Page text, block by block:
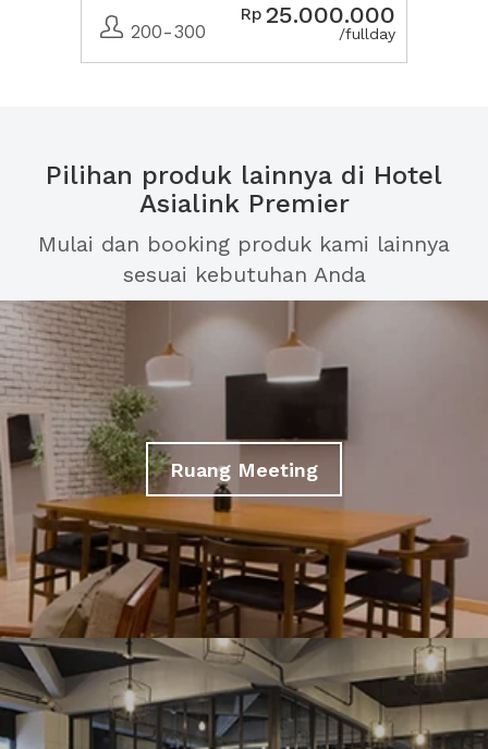
200-300
Rp 25.000.000
/fullday
Pilihan produk lainnya di Hotel
Asialink Premier
Mulai dan booking produk kami lainnya
sesuai kebutuhan Anda
Ruang Meeting